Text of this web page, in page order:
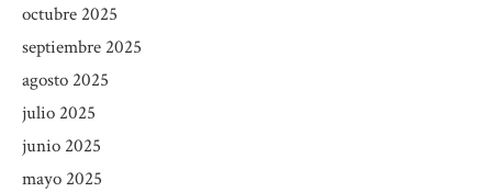
octubre 2025
septiembre 2025
agosto 2025
julio 2025
junio 2025
mayo 2025